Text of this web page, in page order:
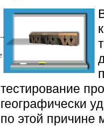
тестирование
географически
по этой причине